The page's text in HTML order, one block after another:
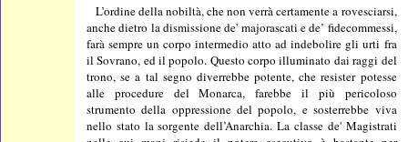
L’ordine della nobiltà, che non verrà certamente a rovesciarsi,
anche dietro la dismissione de' majorascati e de’ fidecommessi,
farà sempre un corpo intermedio atto ad indebolire gli urti fra
il Sovrano, ed il popolo. Questo corpo illuminato dai raggi del
trono, se a tal segno diverrebbe potente, che resister potesse
alle procedure del Monarca, farebbe il più pericoloso
strumento della oppressione del popolo, e sosterrebbe viva
nello stato la sorgente dell’Anarchia. La classe de' Magistrati